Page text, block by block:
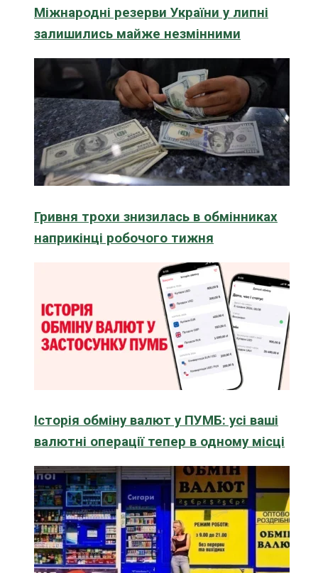
Міжнародні резерви України у липні
залишились майже незмінними
Гривня трохи знизилась в обмінниках
наприкінці робочого тижня
Історія обміну валют у ПУМБ: усі ваші
валютні операції тепер в одному місці